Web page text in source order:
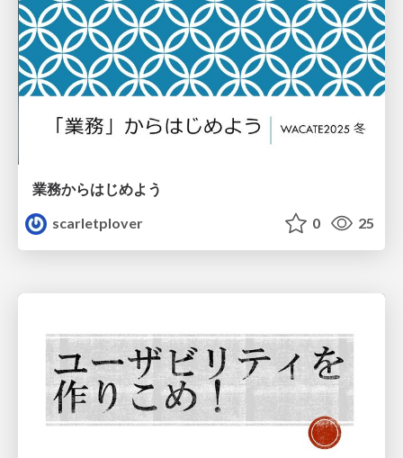
業務からはじめよう
scarletplover
0 25